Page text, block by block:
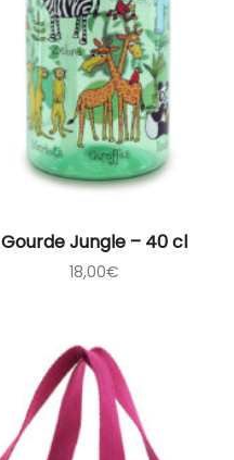
Gourde Jungle – 40 cl
18,00€